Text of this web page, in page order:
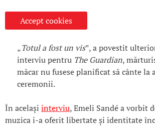
Accept cookies
„Totul a fost un vis”, a povestit
interviu pentru The Guardian,
măcar nu fusese planificat să cânte la
ceremonii.
În același interviu, Emeli Sandé a vorbit
muzica i-a oferit libertate și identitate